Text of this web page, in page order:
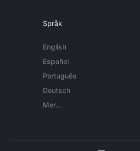
Språk
English
Español
Português
Deutsch
Mer...